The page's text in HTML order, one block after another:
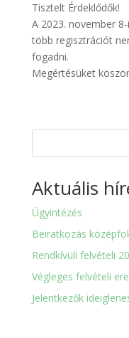
Tisztelt Érdeklődők!
A 2023. november
több regisztrációt
fogadni.
Megértésüket
Aktuális
Ügyintézés
Beiratkozás
Rendkívüli felvételi
Végleges felvételi
Jelentkezők